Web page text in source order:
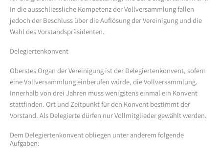
In die ausschliessliche Kompetenz der Vollversammlung fallen
jedoch der Beschluss über die Auflösung der Vereinigung und die
Wahl des Vorstandspräsidenten.
Delegiertenkonvent
Oberstes Organ der Vereinigung ist der Delegiertenkonvent, sofern
eine Vollversammlung einberufen würde, die Vollversammlung.
Innerhalb von drei Jahren muss wenigstens einmal ein Konvent
stattfinden. Ort und Zeitpunkt für den Konvent bestimmt der
Vorstand. Als Delegierte dürfen nur Vollmitglieder gewählt werden.
Dem Delegiertenkonvent obliegen unter anderem folgende
Aufgaben: